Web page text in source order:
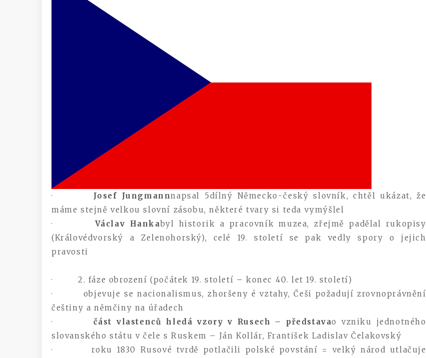
· Josef Jungmannnapsal 5dílný Německo-český slovník, chtěl ukázat, že
máme stejně velkou slovní zásobu, některé tvary si teda vymýšlel
· Václav Hankabyl historik a pracovník muzea, zřejmě padělal rukopisy
(Královédvorský a Zelenohorský), celé 19. století se pak vedly spory o jejich
pravosti
· 2. fáze obrození (počátek 19. století – konec 40. let 19. století)
· objevuje se nacionalismus, zhoršeny é vztahy, Češi požadují zrovnoprávnění
češtiny a němčiny na úřadech
· část vlastenců hledá vzory v Rusech – představao vzniku jednotného
slovanského státu v čele s Ruskem – Ján Kollár, František Ladislav Čelakovský
· roku 1830 Rusové tvrdě potlačili polské povstání = velký národ utlačuje